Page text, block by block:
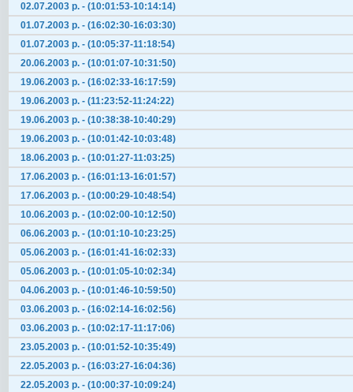
02.07.2003 р. - (10:01:53-10:14:14)
01.07.2003 р. - (16:02:30-16:03:30)
01.07.2003 р. - (10:05:37-11:18:54)
20.06.2003 р. - (10:01:07-10:31:50)
19.06.2003 р. - (16:02:33-16:17:59)
19.06.2003 р. - (11:23:52-11:24:22)
19.06.2003 р. - (10:38:38-10:40:29)
19.06.2003 р. - (10:01:42-10:03:48)
18.06.2003 р. - (10:01:27-11:03:25)
17.06.2003 р. - (16:01:13-16:01:57)
17.06.2003 р. - (10:00:29-10:48:54)
10.06.2003 р. - (10:02:00-10:12:50)
06.06.2003 р. - (10:01:10-10:23:25)
05.06.2003 р. - (16:01:41-16:02:33)
05.06.2003 р. - (10:01:05-10:02:34)
04.06.2003 р. - (10:01:46-10:59:50)
03.06.2003 р. - (16:02:14-16:02:56)
03.06.2003 р. - (10:02:17-11:17:06)
23.05.2003 р. - (10:01:52-10:35:49)
22.05.2003 р. - (16:03:27-16:04:36)
22.05.2003 р. - (10:00:37-10:09:24)